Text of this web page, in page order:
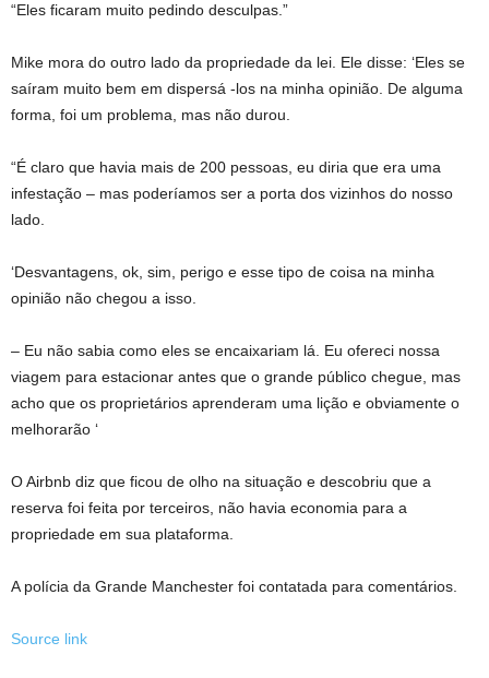
“Eles ficaram muito pedindo desculpas.”
Mike mora do outro lado da propriedade da lei. Ele disse: ‘Eles se
saíram muito bem em dispersá -los na minha opinião. De alguma
forma, foi um problema, mas não durou.
“É claro que havia mais de 200 pessoas, eu diria que era uma
infestação – mas poderíamos ser a porta dos vizinhos do nosso
lado.
‘Desvantagens, ok, sim, perigo e esse tipo de coisa na minha
opinião não chegou a isso.
– Eu não sabia como eles se encaixariam lá. Eu ofereci nossa
viagem para estacionar antes que o grande público chegue, mas
acho que os proprietários aprenderam uma lição e obviamente o
melhorarão ‘
O Airbnb diz que ficou de olho na situação e descobriu que a
reserva foi feita por terceiros, não havia economia para a
propriedade em sua plataforma.
A polícia da Grande Manchester foi contatada para comentários.
Source link